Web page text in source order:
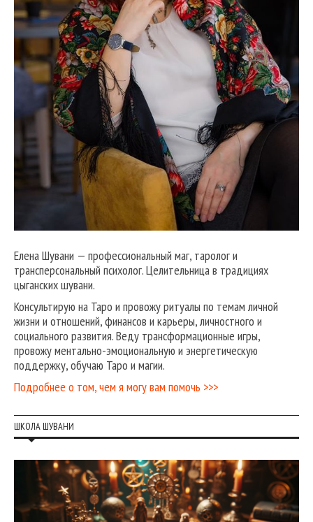
Елена Шувани — профессиональный маг, таролог и
трансперсональный психолог. Целительница в традициях
цыганских шувани.
Консультирую на Таро и провожу ритуалы по темам личной
жизни и отношений, финансов и карьеры, личностного и
социального развития. Веду трансформационные игры,
провожу ментально-эмоциональную и энергетическую
поддержку, обучаю Таро и магии.
Подробнее о том, чем я могу вам помочь >>>
ШКОЛА ШУВАНИ